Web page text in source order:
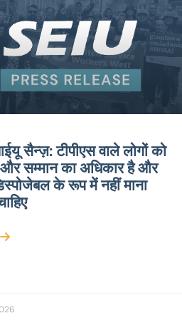
सैन्ज़: टीपीएस वाले लोगों को
और सम्मान का अधिकार है और
के रूप में नहीं माना